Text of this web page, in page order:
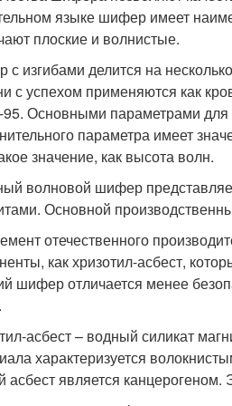
языке шифер имеет
плоские и волнистые.
изгибами делится на
с успехом применяются как
Основными параметрами
параметра имеет
значение, как высота волн.
волновой шифер
Основной
отечественного
как хризотил-асбест,
шифер отличается менее
асбест – водный силикат
характеризуется
асбест является